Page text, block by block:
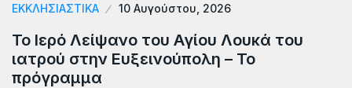
ΕΚΚΛΗΣΙΑΣΤΙΚΑ 10 Αυγούστου, 2026
Το Ιερό Λείψανο του Αγίου Λουκά του
ιατρού στην Ευξεινούπολη – Το
πρόγραμμα